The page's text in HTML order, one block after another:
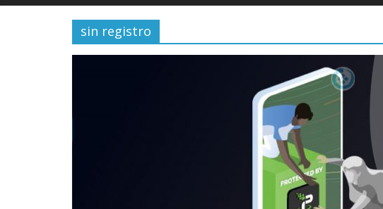
sin registro